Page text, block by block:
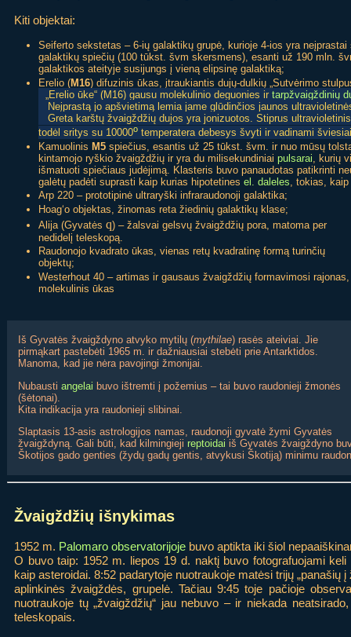
Kiti objektai:
Seiferto sekstetas – 6-ių galaktikų grupė, kurioje 4-ios yra
galaktikų spiečių (100 tūkst. švm skersmens), esanti už 190 mln.
galaktikos ateityje susijungs į vieną elipsinę galaktiką;
Erelio (M16) difuzinis ūkas, įtraukiantis dujų-dulkių „Sutvėrimo
„Erelio ūke“ (M16) gausu molekulinio deguonies ir tarpžvaigždinių
Neįprastą jo apšvietimą lemia jame glūdinčios jaunos
Greta karštų žvaigždžių dujos yra jonizuotos. Stiprus
todėl sritys su 10000o temperatera debesys švyti ir vadinami
Kamuolinis M5 spiečius, esantis už 25 tūkst. švm. ir nuo mūsų
kintamojo ryškio žvaigždžių ir yra du milisekundiniai pulsarai , kurių
išmatuoti spiečiaus judėjimą. Klasteris buvo panaudotas patikrinti
galėtų padėti suprasti kaip kurias hipotetines el. daleles , tokias, kaip
Arp 220 – prototipinė ultraryški infraraudonoji galaktika;
Hoag‘o objektas, žinomas reta žiedinių galaktikų klase;
Alija (Gyvatės q) – žalsvai gelsvų žvaigždžių pora, matoma per
nedidelį teleskopą.
Raudonojo kvadrato ūkas, vienas retų kvadratinę formą turinčių
objektų;
Westerhout 40 – artimas ir gausaus žvaigždžių formavimosi rajonas,
molekulinis ūkas
Iš Gyvatės žvaigždyno atvyko mytilų (mythilae) rasės ateiviai. Jie
pirmąkart pastebėti 1965 m. ir dažniausiai stebėti prie Antarktidos.
Manoma, kad jie nėra pavojingi žmonijai.
Nubausti angelai buvo ištremti į požemius – tai buvo raudonieji žmonės
(šėtonai).
Kita indikacija yra raudonieji slibinai.
Slaptasis 13-asis astrologijos namas, raudonoji gyvatė žymi Gyvatės
žvaigždyną. Gali būti, kad kilmingieji reptoidai iš Gyvatės žvaigždyno
Škotijos gado genties (žydų gadų gentis, atvykusi Škotiją) minimu
Žvaigždžių išnykimas
1952 m. Palomaro observatorijoje buvo aptikta iki šiol
O buvo taip: 1952 m. liepos 19 d. naktį buvo fotografuojami
kaip asteroidai. 8:52 padarytoje nuotraukoje matėsi trijų „panašių
aplinkinės žvaigždės, grupelė. Tačiau 9:45 toje pačioje
nuotraukoje tų „žvaigždžių“ jau nebuvo – ir niekada
teleskopais.